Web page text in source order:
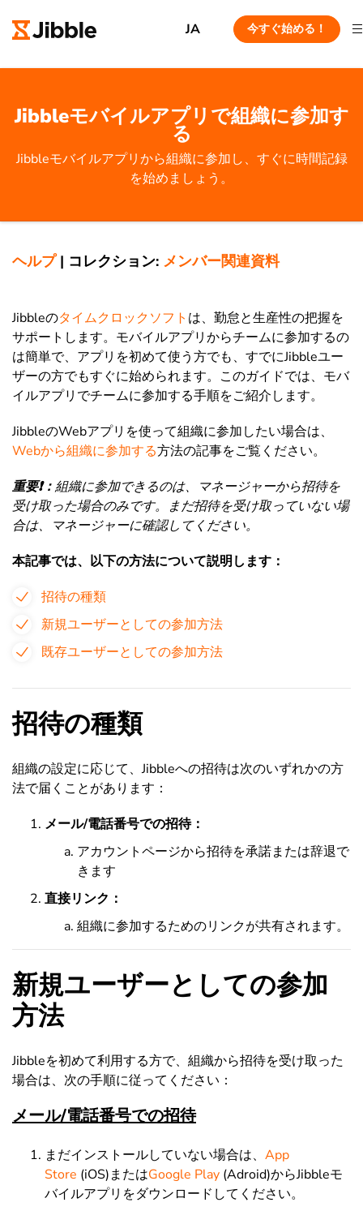
JA 今すぐ始める！
Jibbleモバイルアプリで組織に参加す
る
Jibbleモバイルアプリから組織に参加し、すぐに時間記録
を始めましょう。
ヘルプ| コレクション: メンバー関連資料
Jibbleのタイムクロックソフト は、勤怠と生産性の把握を
サポートします。モバイルアプリからチームに参加するの
は簡単で、アプリを初めて使う方でも、すでにJibbleユー
ザーの方でもすぐに始められます。このガイドでは、モバ
イルアプリでチームに参加する手順をご紹介します。
JibbleのWebアプリを使って組織に参加したい場合は、
Webから組織に参加する方法の記事をご覧ください。
重要❗️：組織に参加できるのは、マネージャーから招待を
受け取った場合のみです。まだ招待を受け取っていない場
合は、マネージャーに確認してください。
本記事では、以下の方法について説明します：
招待の種類
新規ユーザーとしての参加方法
既存ユーザーとしての参加方法
招待の種類
組織の設定に応じて、Jibbleへの招待は次のいずれかの方
法で届くことがあります：
メール/電話番号での招待：
アカウントページから招待を承諾または辞退で
きます
直接リンク：
組織に参加するためのリンクが共有されます。
新規ユーザーとしての参加
方法
Jibbleを初めて利用する方で、組織から招待を受け取った
場合は、次の手順に従ってください：
メール/電話番号での招待
まだインストールしていない場合は、 App
Store (iOS)またはGoogle Play (Adroid)からJibbleモ
バイルアプリをダウンロードしてください。